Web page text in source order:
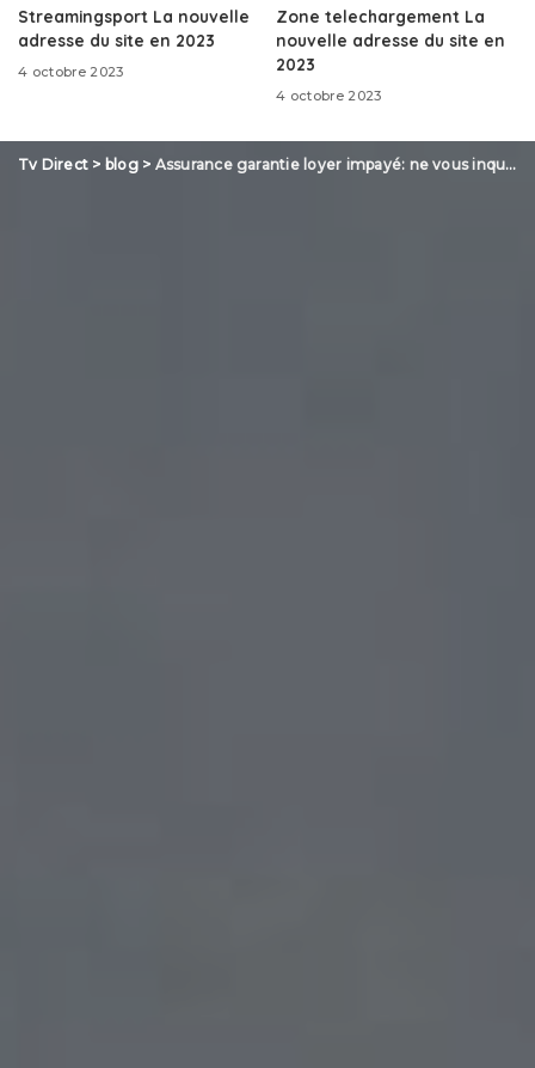
Streamingsport La nouvelle
adresse du site en 2023
4 octobre 2023
Zone telechargement La
nouvelle adresse du site en
2023
4 octobre 2023
Tv Direct > blog> Assurance garantie loyer impayé: ne vous inquiétez plus des loyers impayés!